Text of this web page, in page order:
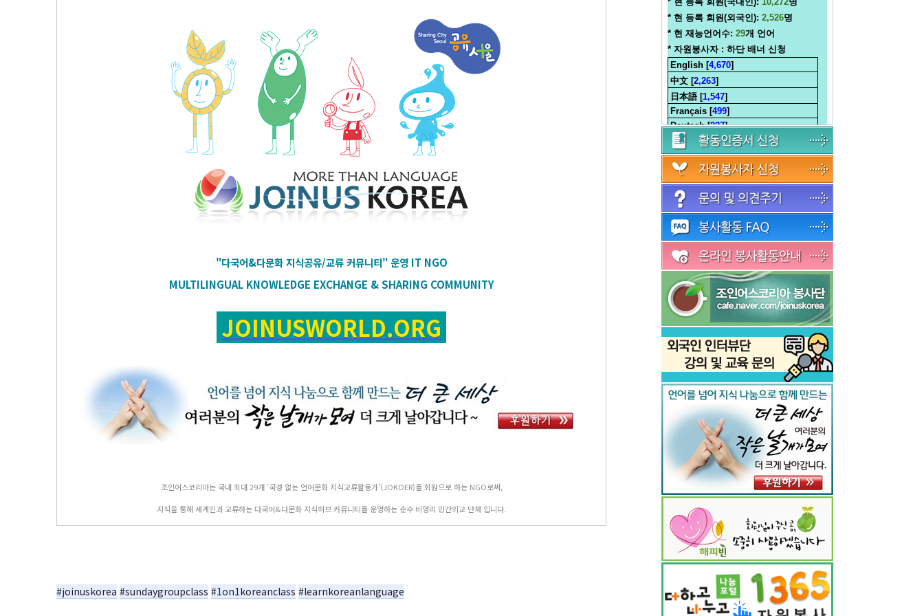
"다국어&다문화 지식공유/교류 커뮤니티" 운영 IT NGO
MULTILINGUAL KNOWLEDGE EXCHANGE & SHARING COMMUNITY
JOINUSWORLD.ORG
조인어스코리아는 국내 최대 29개 ‘국경 없는 언어문화 지식교류활동가’(JOKOER)를 회원으로 하는 NGO로써,
지식을 통해 세계인과 교류하는 다국어&다문화 지식허브 커뮤니티를 운영하는 순수 비영리 민간외교 단체 입니다.
#joinuskorea #sundaygroupclass #1on1koreanclass #learnkoreanlanguage